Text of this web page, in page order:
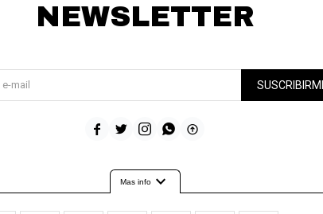
NEWSLETTER
    
Mas infoexpand_more